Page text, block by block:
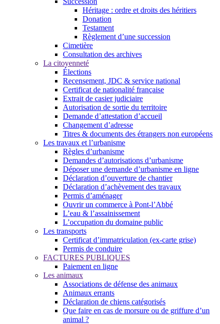
Héritage : ordre et droits des héritiers
Donation
Testament
Règlement d’une succession
Cimetière
Consultation des archives
La citoyenneté
Élections
Recensement, JDC & service national
Certificat de nationalité française
Extrait de casier judiciaire
Autorisation de sortie du territoire
Demande d’attestation d’accueil
Changement d’adresse
Titres & documents des étrangers non européens
Les travaux et l’urbanisme
Règles d’urbanisme
Demandes d’autorisations d’urbanisme
Déposer une demande d’urbanisme en ligne
Déclaration d’ouverture de chantier
Déclaration d’achèvement des travaux
Permis d’aménager
Ouvrir un commerce à Pont-l’Abbé
L’eau & l’assainissement
L’occupation du domaine public
Les transports
Certificat d’immatriculation (ex-carte grise)
Permis de conduire
FACTURES PUBLIQUES
Paiement en ligne
Les animaux
Associations de défense des animaux
Animaux errants
Déclaration de chiens catégorisés
Que faire en cas de morsure ou de griffure d’un
animal ?